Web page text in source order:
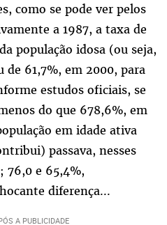
como se pode ver pelos
a 1987, a taxa de
população idosa (ou seja,
de 61,7%, em 2000, para
estudos oficiais, se
do que 678,6%, em
em idade ativa
passava, nesses
76,0 e 65,4%,
diferença...